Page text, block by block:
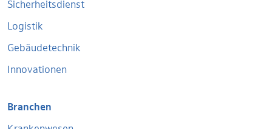
Sicherheitsdienst
Logistik
Gebäudetechnik
Innovationen
Branchen